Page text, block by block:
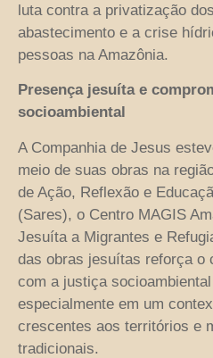
luta contra a privatização
abastecimento e a crise
pessoas na Amazônia.
Presença jesuíta e
socioambiental
A Companhia de Jesus
meio de suas obras na
de Ação, Reflexão e
(Sares), o Centro MAGIS
Jesuíta a Migrantes e
das obras jesuítas reforça o
com a justiça
especialmente em um
crescentes aos territórios e
tradicionais.